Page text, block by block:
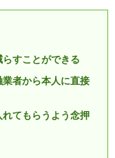
すことができる
者から本人に直接
てもらうよう念押